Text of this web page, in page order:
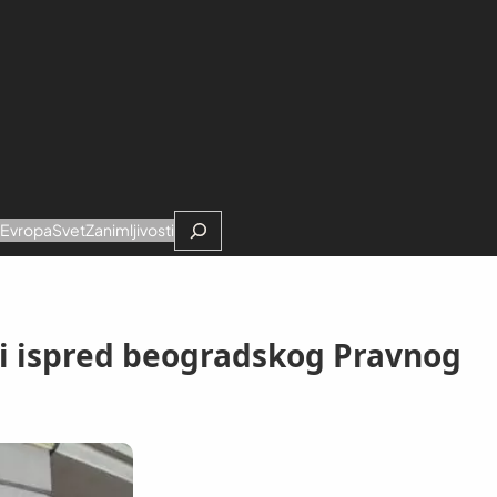
EvropaSvetZanimljivostiSearch
beogradskog Pravnog